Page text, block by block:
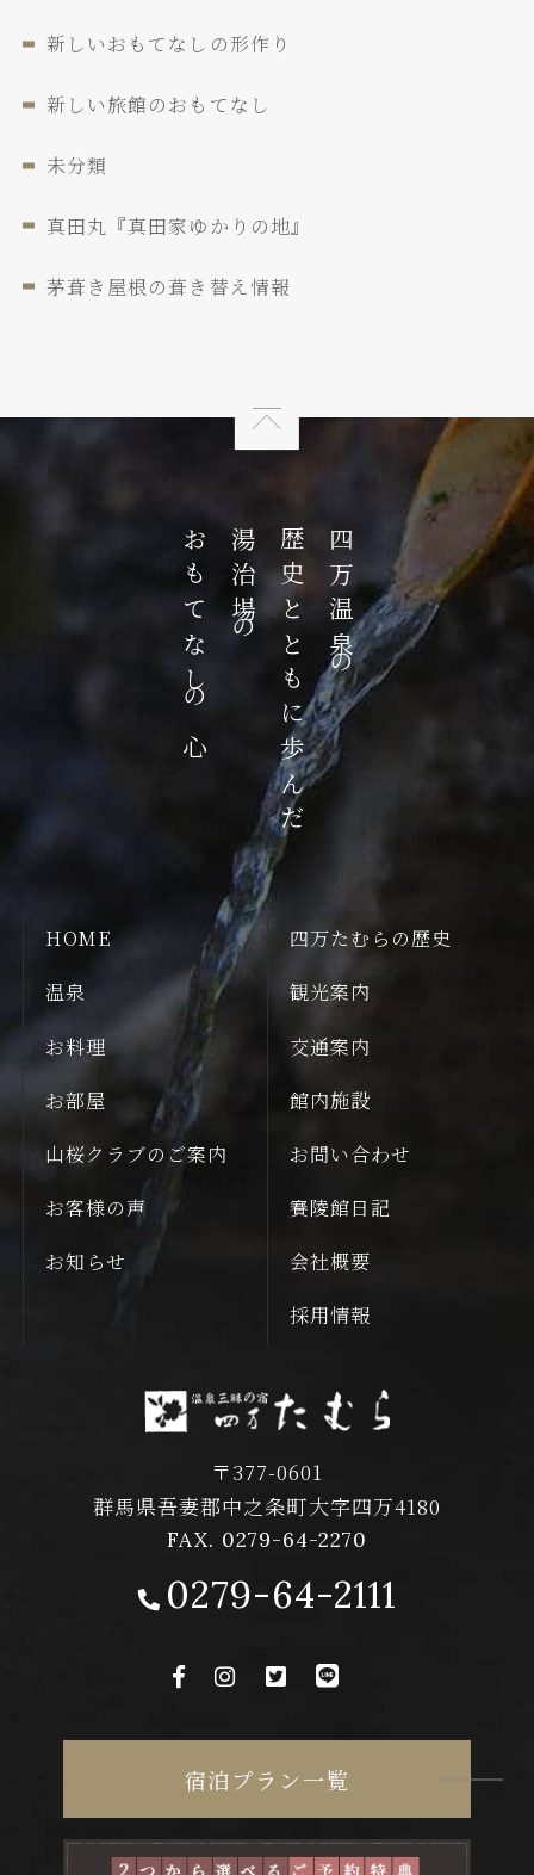
新しいおもてなしの形作り
新しい旅館のおもてなし
未分類
真田丸『真田家ゆかりの地』
茅葺き屋根の葺き替え情報
四万温泉の
歴史とともに歩んだ
湯治場の
おもてなしの心
HOME
温泉
お料理
お部屋
四万たむらの歴史
観光案内
交通案内
館内施設
山桜クラブのご案内
お客様の声
お知らせ
お問い合わせ
賽陵館日記
会社概要
採用情報
〒377-0601
群馬県吾妻郡中之条町大字四万4180
FAX. 0279-64-2270
0279-64-2111
宿泊プラン一覧